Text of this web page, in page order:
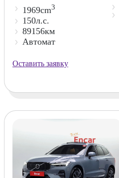
1969cm3
150л.с.
89156км
Автомат
Оставить заявку